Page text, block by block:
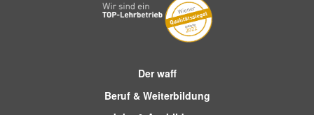
Der waff
Beruf & Weiterbildung